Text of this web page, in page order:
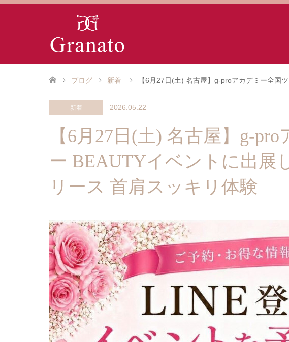
ブログ 新着 【6月27日(土) 名古屋】g-proアカデミー全国
新着 2026.05.22
【6月27日(土) 名古屋】g-
ー BEAUTYイベントに出展
リース 首肩スッキリ体験